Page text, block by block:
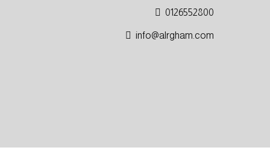
0126552800
info@alrgham.com